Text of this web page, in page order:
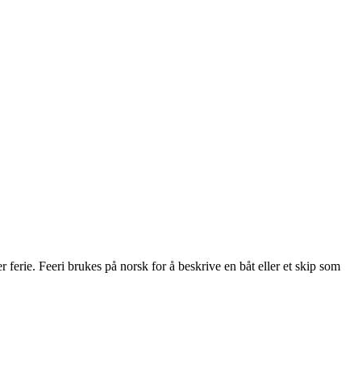
Feeri brukes på norsk for å beskrive en båt eller et skip som